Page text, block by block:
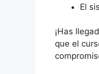
El
¡Has
que el